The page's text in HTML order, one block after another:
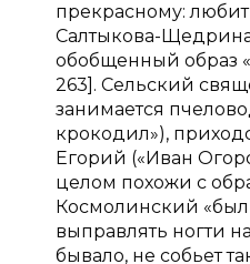
прекрасному:
Салтыкова-
обобщенный образ
263]. Сельский
занимается
крокодил»),
Егорий («Иван
целом похожи с
Космолинский
выправлять ногти
бывало, не собьет